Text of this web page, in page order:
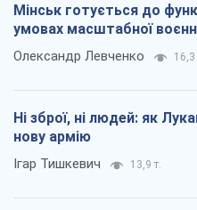
Мінськ готується до
умовах масштабної
Олександр Левченко 16,3
Ні зброї, ні людей: як
нову армію
Ігар Тишкевич 13,9 т.